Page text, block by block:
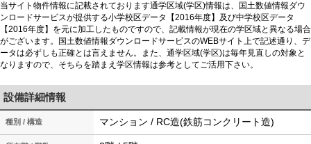
当サイト物件情報に記載されております通学区域(学区)情報は、国土数値情報ダウ
ンロードサービスが提供する小学校区データ【2016年度】及び中学校区データ
【2016年度】を元に加工したものですので、記載情報が現在の学区域と異なる場合
がございます。国土数値情報ダウンロードサービスのWEBサイト上で記述通り、デ
ータは必ずしも正確とは言えません。また、通学区域(学区)は毎年見直しの対象と
なりますので、そちらを踏まえ学区情報は参考としてご活用下さい。
設備詳細情報
種別 / 構造 マンション / RC造(鉄筋コンクリート造)